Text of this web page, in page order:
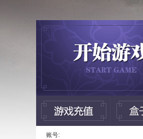
账号: